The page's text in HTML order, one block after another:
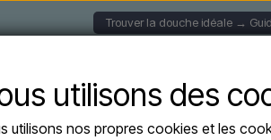
Trouver la douche idéale →
Sined INOX LUNA D BIANCA - Douche
utilisons des
utilisons nos propres cookies et les